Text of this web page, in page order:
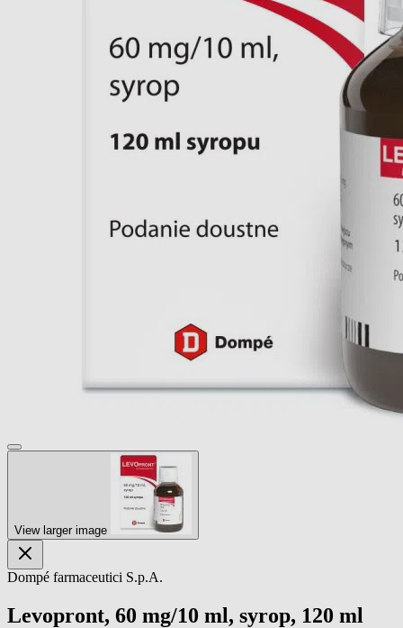
View larger image
Dompé farmaceutici S.p.A.
Levopront, 60 mg/10 ml, syrop, 120 ml